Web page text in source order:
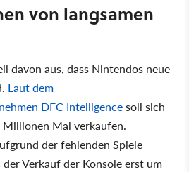
von langsamen
davon aus, dass Nintendos neue
Laut dem
DFC Intelligencesoll sich
Mal verkaufen.
der fehlenden Spiele
Verkauf der Konsole erst um